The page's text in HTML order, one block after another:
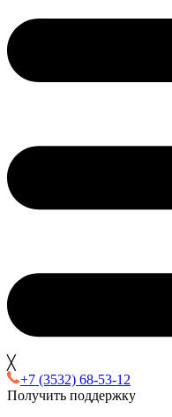
╳
+7 (3532) 68-53-12
Получить поддержку